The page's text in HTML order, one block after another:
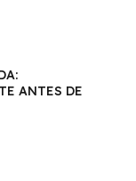
ANTES DE